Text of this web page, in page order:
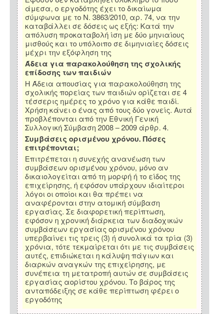
άμεσα, ο εργοδότης έχει το δικαίωμα
σύμφωνα με το Ν. 3863/2010, αρ. 74, να την
καταβάλλει σε δόσεις ως εξής: Κατά την
απόλυση προκαταβολή ίση με δύο μηνιαίους
μισθούς και το υπόλοιπο σε διμηνιαίες δόσεις
μέχρι την εξόφληση της
Άδεια για παρακολούθηση της σχολικής
επίδοσης των παιδιών
Η Άδεια απουσίας για παρακολούθηση της
σχολικής πορείας των παιδιών ορίζεται σε 4
τέσσερις ημέρες το χρόνο για κάθε παιδί.
Χρήση κάνει ο ένας από τους δύο γονείς. Αυτά
προβλέπονται από την Εθνική Γενική
Συλλογική Σύμβαση 2008 – 2009 άρθρ. 4.
Συμβάσεις ορισμένου χρόνου. Πόσες
επιτρέπονται;
Επιτρέπεται η συνεχής ανανέωση των
συμβάσεων ορισμένου χρόνου, μόνο αν
δικαιολογείται από τη μορφή ή το είδος της
επιχείρησης, ή εφόσον υπάρχουν ιδιαίτεροι
λόγοι οι οποίοι και θα πρέπει να
αναφέρονται στην ατομική σύμβαση
εργασίας. Σε διαφορετική περίπτωση,
εφόσον η χρονική διάρκεια των διαδοχικών
συμβάσεων εργασίας ορισμένου χρόνου
υπερβαίνει τις τρεις (3) ή συνολικά τα τρία (3)
χρόνια, τότε τεκμαίρεται ότι με τις συμβάσεις
αυτές, επιδιώκεται η κάλυψη πάγιων και
διαρκών αναγκών της επιχείρησης, με
συνέπεια τη μετατροπή αυτών σε συμβάσεις
εργασίας αορίστου χρόνου. Το βάρος της
ανταπόδειξης σε κάθε περίπτωση φέρει ο
εργοδότης